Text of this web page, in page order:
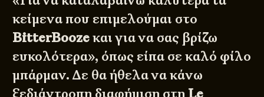
κείμενα που επιμελούμαι στο
BitterBoozeκαι για να σας βρίζω
ευκολότερα», όπως είπα σε καλό φίλο
μπάρμαν. Δε θα ήθελα να κάνω